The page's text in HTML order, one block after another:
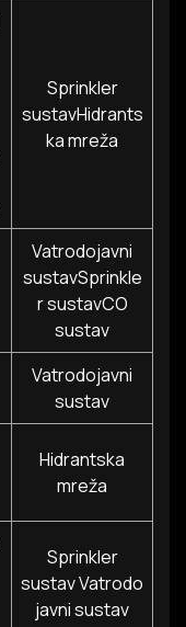
Sprinkler
sustavHidrants
ka mreža
Vatrodojavni
sustavSprinkle
r sustavCO
sustav
Vatrodojavni
sustav
Hidrantska
mreža
Sprinkler
sustav Vatrodo
javni sustav